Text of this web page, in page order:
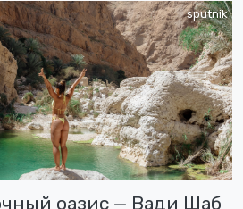
sputnik
оазис — Вади Шаб